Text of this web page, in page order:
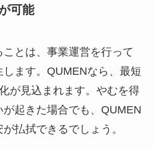
可能
とは、事業運営を行って
ます。QUMENなら、最短
が見込まれます。やむを得
起きた場合でも、QUMEN
払拭できるでしょう。